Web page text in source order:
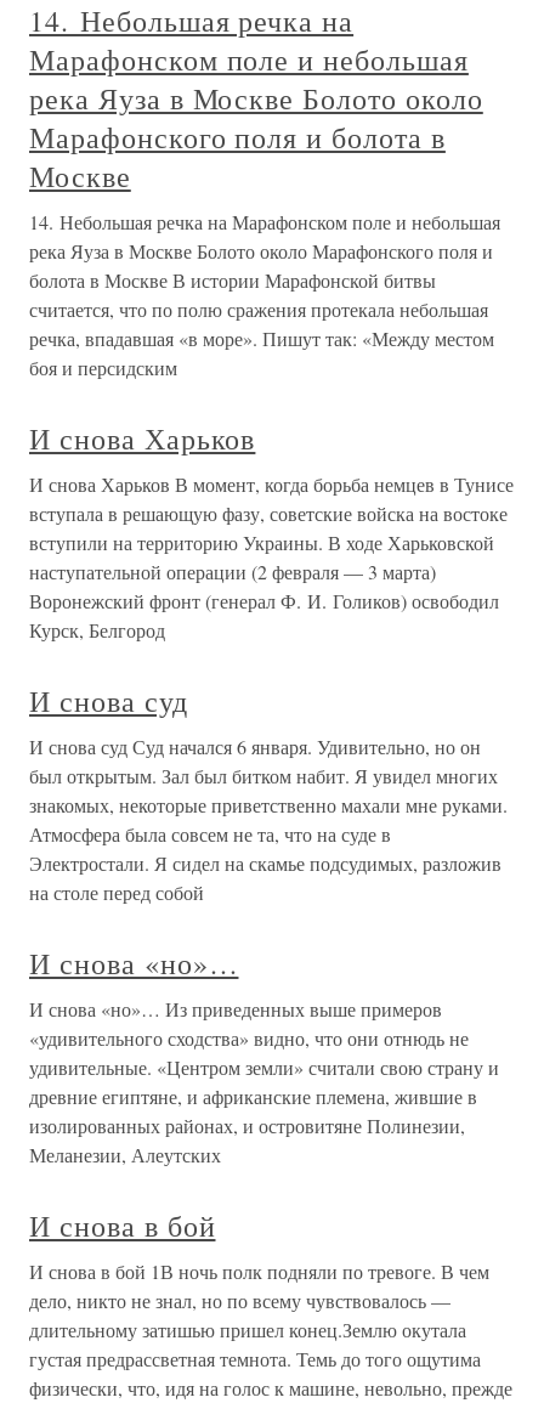
14. Небольшая речка на
Марафонском поле и небольшая
река Яуза в Москве Болото около
Марафонского поля и болота в
Москве
14. Небольшая речка на Марафонском поле и небольшая
река Яуза в Москве Болото около Марафонского поля и
болота в Москве В истории Марафонской битвы
считается, что по полю сражения протекала небольшая
речка, впадавшая «в море». Пишут так: «Между местом
боя и персидским
И снова Харьков
И снова Харьков В момент, когда борьба немцев в Тунисе
вступала в решающую фазу, советские войска на востоке
вступили на территорию Украины. В ходе Харьковской
наступательной операции (2 февраля — 3 марта)
Воронежский фронт (генерал Ф. И. Голиков) освободил
Курск, Белгород
И снова суд
И снова суд Суд начался 6 января. Удивительно, но он
был открытым. Зал был битком набит. Я увидел многих
знакомых, некоторые приветственно махали мне руками.
Атмосфера была совсем не та, что на суде в
Электростали. Я сидел на скамье подсудимых, разложив
на столе перед собой
И снова «но»…
И снова «но»… Из приведенных выше примеров
«удивительного сходства» видно, что они отнюдь не
удивительные. «Центром земли» считали свою страну и
древние египтяне, и африканские племена, жившие в
изолированных районах, и островитяне Полинезии,
Меланезии, Алеутских
И снова в бой
И снова в бой 1В ночь полк подняли по тревоге. В чем
дело, никто не знал, но по всему чувствовалось —
длительному затишью пришел конец.Землю окутала
густая предрассветная темнота. Темь до того ощутима
физически, что, идя на голос к машине, невольно, прежде